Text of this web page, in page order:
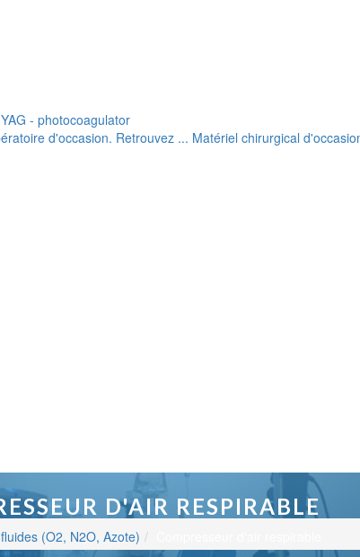
- photocoagulator
d'occasion. Retrouvez ... Matériel chirurgical
D'AIR RESPIRABLE
(O2, N2O, Azote)